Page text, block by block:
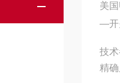
美
―开
技
精